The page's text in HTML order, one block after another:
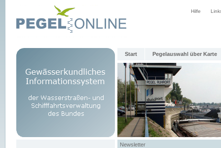
Hilfe
Start Pegelauswahl über Karte
Newsletter